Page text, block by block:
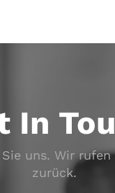
In
uns. Wir rufen
zurück.